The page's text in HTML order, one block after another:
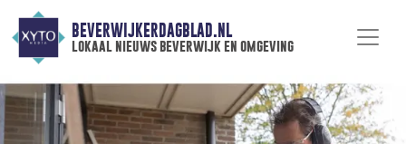
BEVERWIJKERDAGBLAD.NL
lokaal nieuws beverwijk en omgeving